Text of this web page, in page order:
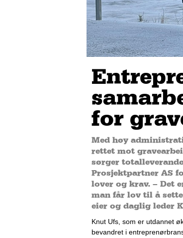
for
Med høy
rettet mot
sørger
Prosjektpartner AS
lover og krav. – Det
man får lov til å
eier og daglig leder
Knut Ufs , som er utdannet
bevandret i